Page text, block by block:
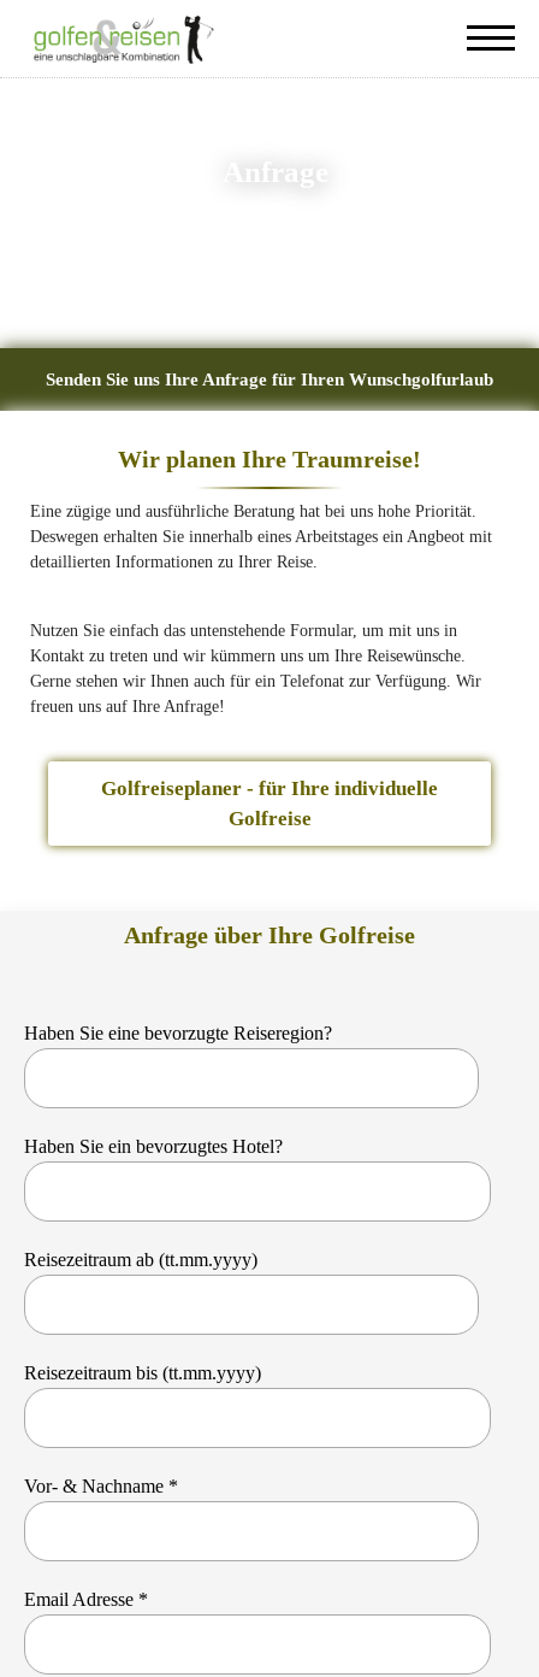
Anfrage
Senden Sie uns Ihre Anfrage für Ihren Wunschgolfurlaub
Wir planen Ihre Traumreise!
Eine zügige und ausführliche Beratung hat bei uns hohe Priorität.
Deswegen erhalten Sie innerhalb eines Arbeitstages ein Angbeot mit
detaillierten Informationen zu Ihrer Reise.
Nutzen Sie einfach das untenstehende Formular, um mit uns in
Kontakt zu treten und wir kümmern uns um Ihre Reisewünsche.
Gerne stehen wir Ihnen auch für ein Telefonat zur Verfügung. Wir
freuen uns auf Ihre Anfrage!
Golfreiseplaner - für Ihre individuelle
Golfreise
Anfrage über Ihre Golfreise
Haben Sie eine bevorzugte Reiseregion?
Haben Sie ein bevorzugtes Hotel?
Reisezeitraum ab (tt.mm.yyyy)
Reisezeitraum bis (tt.mm.yyyy)
Vor- & Nachname *
Email Adresse *